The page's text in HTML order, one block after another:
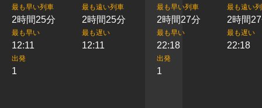
最も早い列車
2時間25分
最も遠い列車
2時間25分
最も早い
12:11
最も遅い
12:11
出発
1
最も早い列車
2時間27分
最も遠い
2時間
最も早い
22:18
最も遅い
22:18
出発
1